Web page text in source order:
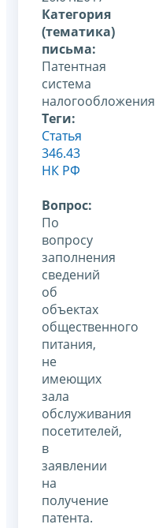
Категория
(тематика)
письма:
Патентная
система
налогообложения
Теги:
Статья
346.43
НК РФ
Вопрос:
По
вопросу
заполнения
сведений
об
объектах
общественного
питания,
не
имеющих
зала
обслуживания
посетителей,
в
заявлении
на
получение
патента.